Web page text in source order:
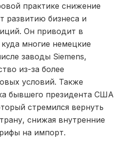
практике снижение
развитию бизнеса и
Он приводит в
многие немецкие
заводы Siemens,
из-за более
условий. Также
бывшего президента США
стремился вернуть
снижая внутренние
на импорт.